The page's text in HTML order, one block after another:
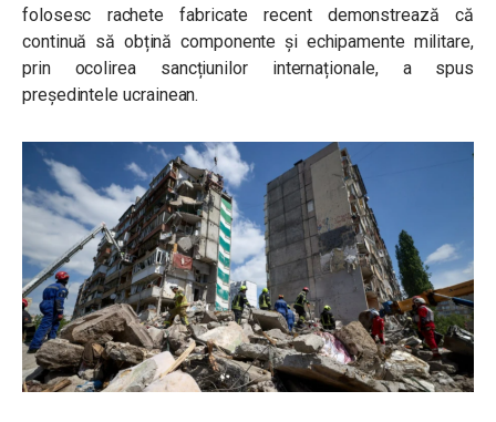
folosesc rachete fabricate recent demonstrează că
continuă să obțină componente și echipamente militare,
prin ocolirea sancțiunilor internaționale, a spus
președintele ucrainean.